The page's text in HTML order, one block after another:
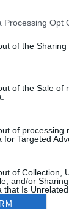
website/app
or usage
to Google
specified
Processing Opt
of the Sharing
of the Sale of
of processing
for Targeted
of Collection,
and/or
that Is
it was